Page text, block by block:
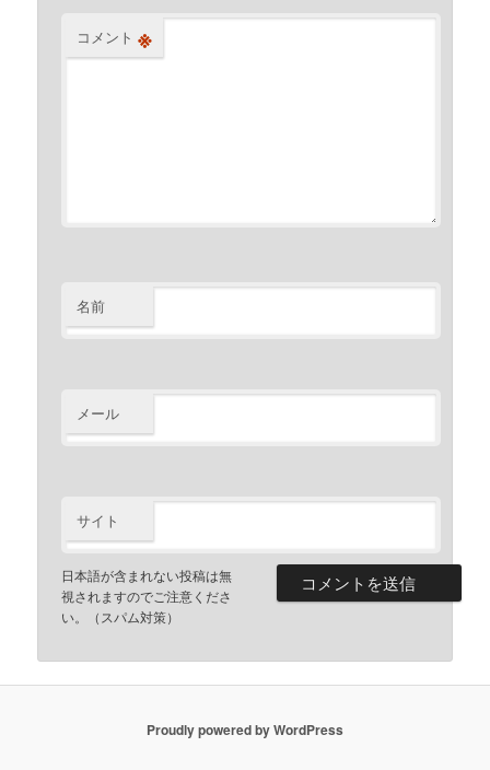
コメント ※
名前
メール
サイト
日本語が含まれない投稿は無
視されますのでご注意くださ
い。（スパム対策）
Proudly powered by WordPress